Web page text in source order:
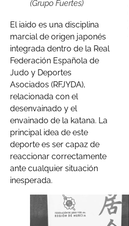
(Grupo Fuertes)
El iaido es una disciplina
marcial de origen japonés
integrada dentro de la Real
Federación Española de
Judo y Deportes
Asociados (RFJYDA),
relacionada con el
desenvainado y el
envainado de la katana. La
principal idea de este
deporte es ser capaz de
reaccionar correctamente
ante cualquier situación
inesperada.